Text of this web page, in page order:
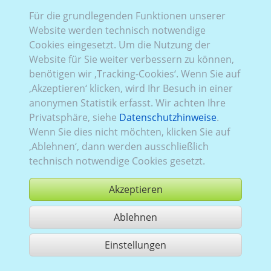
Rena_797: Baureihe 3, Facelift 2, FWD (Frontantrieb)
2019–2024, 1,Heckflügeltüren
, Verglasung Links
teilverglast
, Rechts teilverglast , Heck verglast
kaufen
1 Treffer teilen
Für die grundlegenden Funktionen unserer
Website werden technisch notwendige
Cookies eingesetzt. Um die Nutzung der
Website für Sie weiter verbessern zu können,
benötigen wir ‚Tracking-Cookies‘. Wenn Sie auf
‚Akzeptieren‘ klicken, wird Ihr Besuch in einer
anonymen Statistik erfasst. Wir achten Ihre
Privatsphäre, siehe Datenschutzhinweise.
Wenn Sie dies nicht möchten, klicken Sie auf
‚Ablehnen‘, dann werden ausschließlich
technisch notwendige Cookies gesetzt.
Akzeptieren
Ablehnen
Einstellungen